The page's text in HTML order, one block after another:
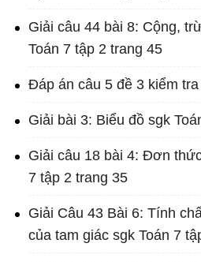
Giải câu 44 bài 8: Cộng,
Toán 7 tập 2 trang 45
Đáp án câu 5 đề 3 kiểm
Giải bài 3: Biểu đồ sgk
Giải câu 18 bài 4: Đơn
7 tập 2 trang 35
Giải Câu 43 Bài 6: Tính
của tam giác sgk Toán 7